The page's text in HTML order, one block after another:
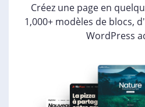
Créez une page en
1,000+ modèles de blocs,
WordPress